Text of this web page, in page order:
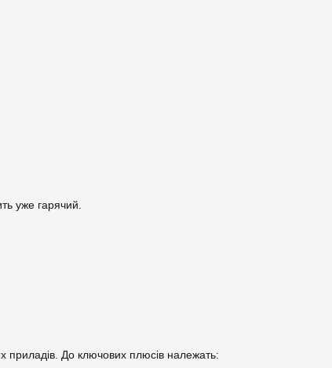
уже гарячий.
приладів. До ключових плюсів належать: